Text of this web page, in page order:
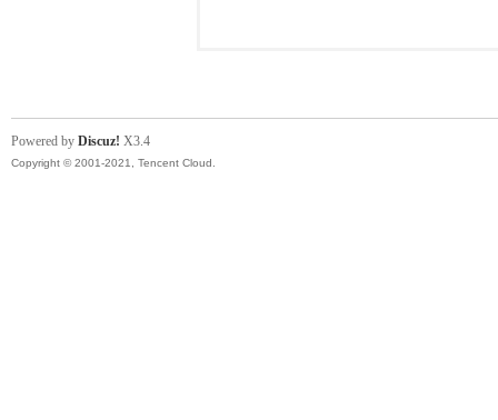
Powered by Discuz! X3.4
Copyright © 2001-2021, Tencent Cloud.